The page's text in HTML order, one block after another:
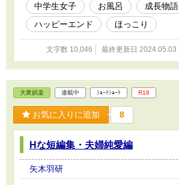
中学生女子
お風呂
成長物語
ハッピーエンド
ほっこり
文字数 10,046 最終更新日 2024.05.03
大衆娯楽 連載中 ｼｮｰﾄｼｮｰﾄ R18
お気に入りに追加 8
Hな短編集・夫婦純愛編
矢木羽研